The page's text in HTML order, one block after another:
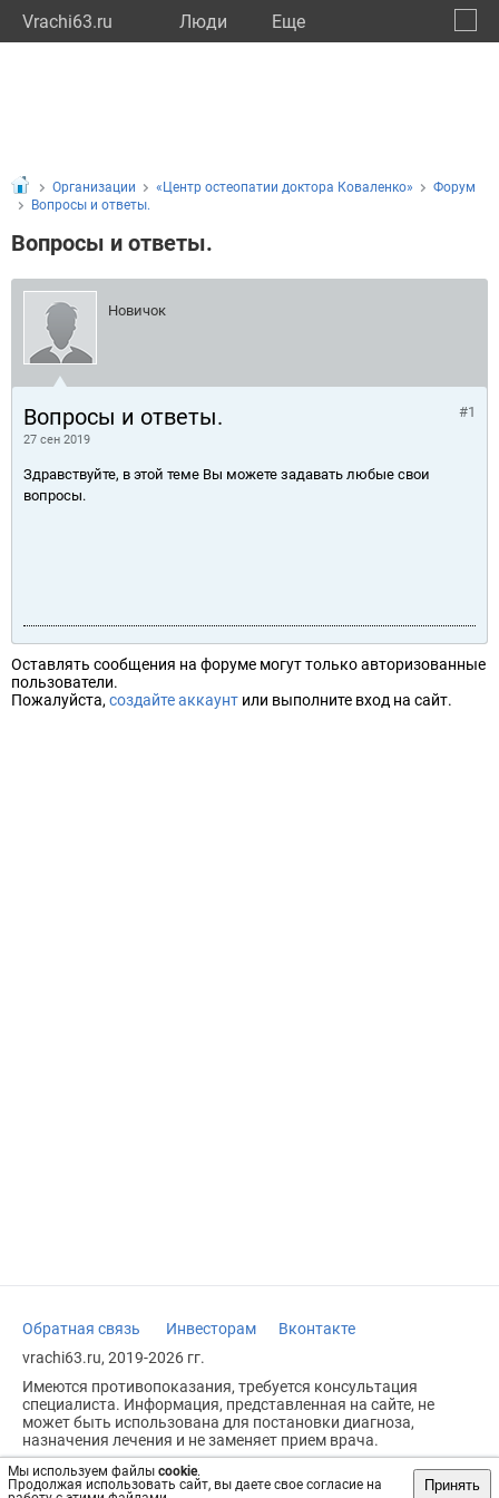
Vrachi63.ru Люди Eще
Мы используем файлы cookie.
Продолжая использовать сайт, вы даете свое согласие на
Принять
Организации «Центр остеопатии доктора Коваленко»
Форум
Вопросы и ответы.
Вопросы и ответы.
Новичок
Вопросы и ответы.
27 сен 2019
#1
Здравствуйте, в этой теме Вы можете задавать любые свои
вопросы.
Оставлять сообщения на форуме могут только авторизованные
пользователи.
Пожалуйста, создайте аккаунт или выполните вход на сайт.
Обратная связь Инвесторам
Вконтакте
vrachi63.ru, 2019-2026 гг.
Имеются противопоказания, требуется консультация
специалиста. Информация, представленная на сайте, не
может быть использована для постановки диагноза,
назначения лечения и не заменяет прием врача.
Возрастное ограничение: 18+